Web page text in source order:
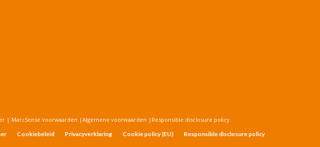
| MarcSense voorwaarden | Algemene voorwaarden | Responsible disclosure policy
Cookiebeleid Privacyverklaring Cookie policy (EU) Responsible disclosure policy